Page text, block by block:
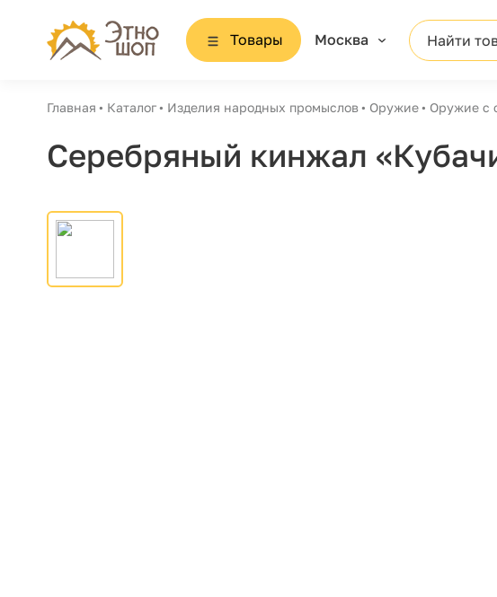
Товары Москва Найти
Главная Каталог Изделия народных промыслов Оружие Оружие с
Серебряный кинжал